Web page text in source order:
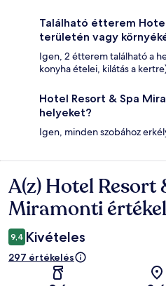
Található étterem
területén vagy
Igen, 2 étterem található a
konyha ételei, kilátás a
Hotel Resort & Spa
helyeket?
Igen, minden szobához
Értékelések
A(z) Hotel Resort
Miramonti
9,4 Kivételes
297 értékelés